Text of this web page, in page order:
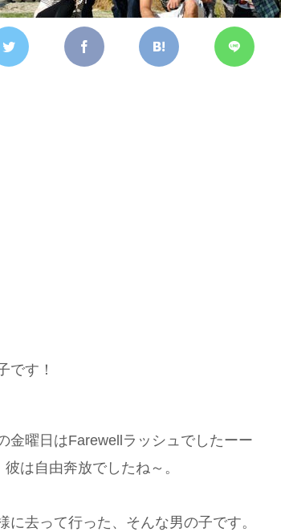
です！
金曜日はFarewellラッシュでしたーー
は自由奔放でしたね～。
に去って行った、そんな男の子です。